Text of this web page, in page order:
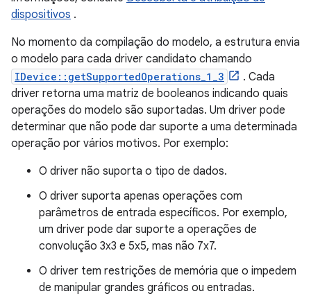
dispositivos .
No momento da compilação do modelo, a estrutura envia
o modelo para cada driver candidato chamando
IDevice::getSupportedOperations_1_3
. Cada
driver retorna uma matriz de booleanos indicando quais
operações do modelo são suportadas. Um driver pode
determinar que não pode dar suporte a uma determinada
operação por vários motivos. Por exemplo:
O driver não suporta o tipo de dados.
O driver suporta apenas operações com
parâmetros de entrada específicos. Por exemplo,
um driver pode dar suporte a operações de
convolução 3x3 e 5x5, mas não 7x7.
O driver tem restrições de memória que o impedem
de manipular grandes gráficos ou entradas.